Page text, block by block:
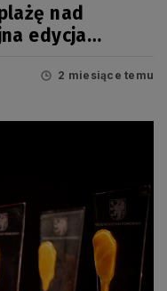
nad
edycja
2 miesiące temu